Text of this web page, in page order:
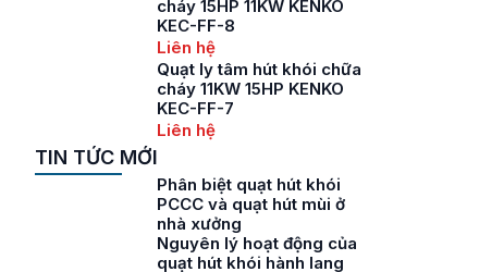
cháy 15HP 11KW KENKO
KEC-FF-8
Liên hệ
Quạt ly tâm hút khói chữa
cháy 11KW 15HP KENKO
KEC-FF-7
Liên hệ
TIN TỨC MỚI
Phân biệt quạt hút khói
PCCC và quạt hút mùi ở
nhà xưởng
Nguyên lý hoạt động của
quạt hút khói hành lang